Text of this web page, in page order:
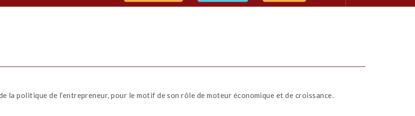
la politique de l’entrepreneur, pour le motif de son rôle de moteur économique et de croissance.